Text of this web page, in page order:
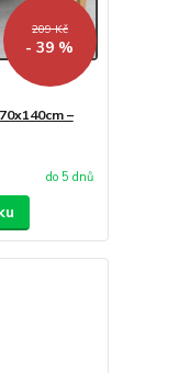
209 Kč
- 39 %
–
do 5 dnů